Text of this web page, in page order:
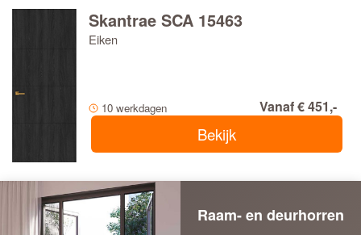
Skantrae SCA 15463
Eiken
10 werkdagen Vanaf € 451,-
Bekijk
Raam- en deurhorren